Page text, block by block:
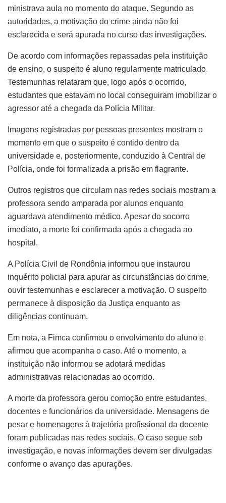
ministrava aula no momento do ataque. Segundo as
autoridades, a motivação do crime ainda não foi
esclarecida e será apurada no curso das investigações.
De acordo com informações repassadas pela instituição
de ensino, o suspeito é aluno regularmente matriculado.
Testemunhas relataram que, logo após o ocorrido,
estudantes que estavam no local conseguiram imobilizar o
agressor até a chegada da Polícia Militar.
Imagens registradas por pessoas presentes mostram o
momento em que o suspeito é contido dentro da
universidade e, posteriormente, conduzido à Central de
Polícia, onde foi formalizada a prisão em flagrante.
Outros registros que circulam nas redes sociais mostram a
professora sendo amparada por alunos enquanto
aguardava atendimento médico. Apesar do socorro
imediato, a morte foi confirmada após a chegada ao
hospital.
A Polícia Civil de Rondônia informou que instaurou
inquérito policial para apurar as circunstâncias do crime,
ouvir testemunhas e esclarecer a motivação. O suspeito
permanece à disposição da Justiça enquanto as
diligências continuam.
Em nota, a Fimca confirmou o envolvimento do aluno e
afirmou que acompanha o caso. Até o momento, a
instituição não informou se adotará medidas
administrativas relacionadas ao ocorrido.
A morte da professora gerou comoção entre estudantes,
docentes e funcionários da universidade. Mensagens de
pesar e homenagens à trajetória profissional da docente
foram publicadas nas redes sociais. O caso segue sob
investigação, e novas informações devem ser divulgadas
conforme o avanço das apurações.